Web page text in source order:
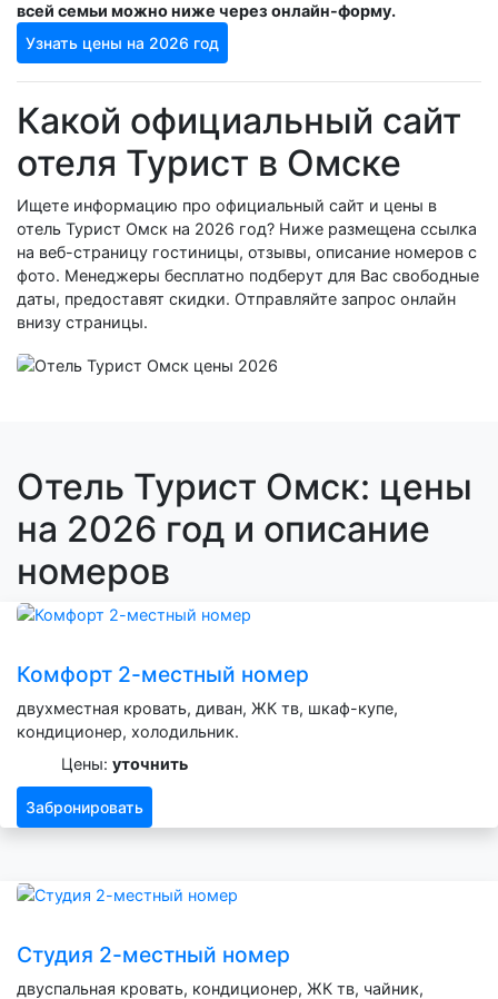
всей семьи можно ниже через онлайн-форму.
Узнать цены на 2026 год
Какой официальный сайт
отеля Турист в Омске
Ищете информацию про официальный сайт и цены в
отель Турист Омск на 2026 год? Ниже размещена ссылка
на веб-страницу гостиницы, отзывы, описание номеров с
фото. Менеджеры бесплатно подберут для Вас свободные
даты, предоставят скидки. Отправляйте запрос онлайн
внизу страницы.
Отель Турист Омск: цены
на 2026 год и описание
номеров
Комфорт 2-местный номер
двухместная кровать, диван, ЖК тв, шкаф-купе,
кондиционер, холодильник.
Цены: уточнить
Забронировать
Студия 2-местный номер
двуспальная кровать, кондиционер, ЖК тв, чайник,